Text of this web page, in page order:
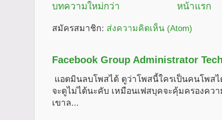
บทความใหม่กว่า หน้าแรก
สมัครสมาชิก: ส่งความคิดเห็น (Atom)
Facebook Group Administrator
แอดมินลบโพสได้ ดูว่าโพสนี้ใครเป็นคนโพส
จะดูไม่ได้นะคับ เหมือนเฟสบุคจะคุ้มครองคว
เขาล...